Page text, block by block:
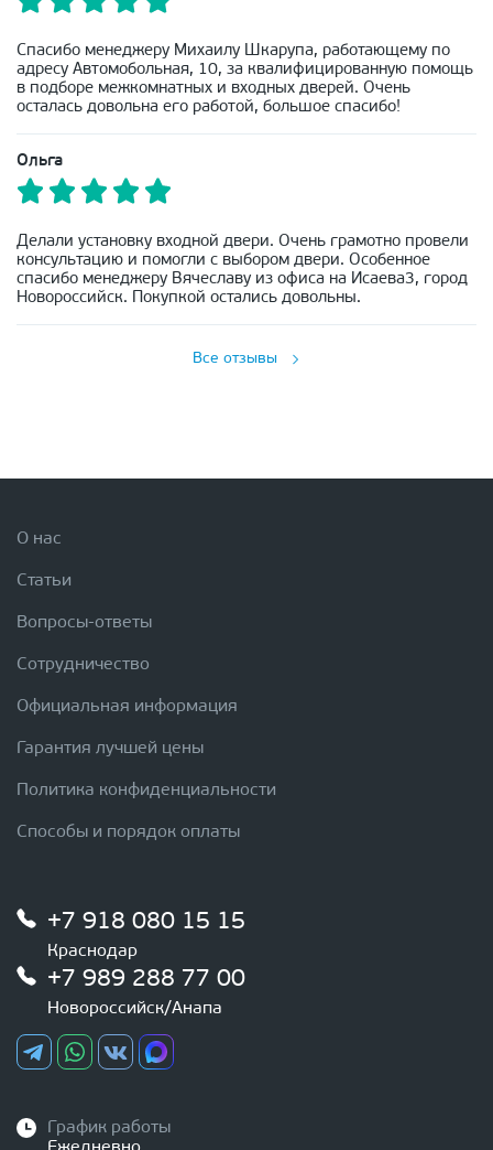
Спасибо менеджеру Михаилу Шкарупа, работающему по
адресу Автомобольная, 10, за квалифицированную помощь
в подборе межкомнатных и входных дверей. Очень
осталась довольна его работой, большое спасибо!
Ольга
Делали установку входной двери. Очень грамотно провели
консультацию и помогли с выбором двери. Особенное
спасибо менеджеру Вячеславу из офиса на Исаева3, город
Новороссийск. Покупкой остались довольны.
Все отзывы
О нас
Статьи
Вопросы-ответы
Сотрудничество
Официальная информация
Гарантия лучшей цены
Политика конфиденциальности
Способы и порядок оплаты
+7 918 080 15 15
Краснодар
+7 989 288 77 00
Новороссийск/Анапа
График работы